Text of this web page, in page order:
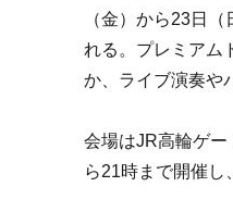
（金）から23日
れる。プレミアム
か、ライブ演奏や
会場はJR高輪ゲ
ら21時まで開催し